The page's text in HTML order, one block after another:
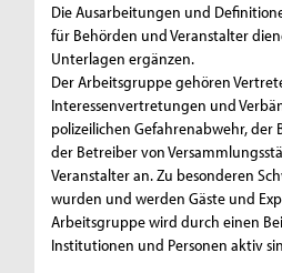
Die Ausarbeitungen und
für Behörden und Veranstalter
Unterlagen ergänzen.
Der Arbeitsgruppe gehören
Interessenvertretungen und
polizeilichen Gefahrenabwehr, der
der Betreiber von
Veranstalter an. Zu besonderen
wurden und werden Gäste und
Arbeitsgruppe wird durch einen
Institutionen und Personen aktiv